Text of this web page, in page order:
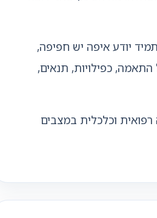
יודע איפה יש חפיפה,
כפילויות, תנאים,
וכלכלית במצבים